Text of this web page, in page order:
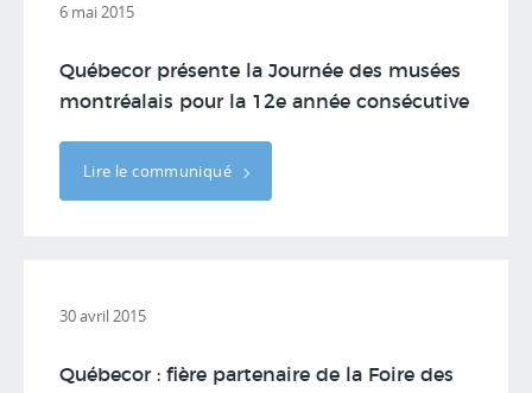
6 mai 2015
Québecor présente la Journée des musées
montréalais pour la 12e année consécutive
Lire le communiqué
30 avril 2015
Québecor : fière partenaire de la Foire des